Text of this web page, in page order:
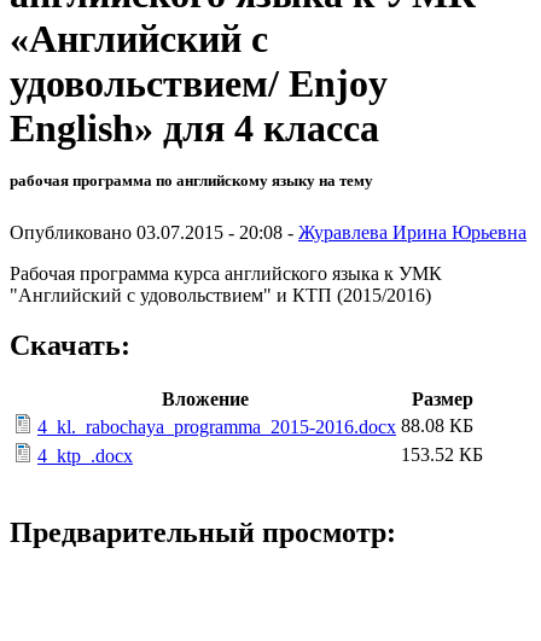
«Английский с
удовольствием/ Enjoy
English» для 4 класса
рабочая программа по английскому языку на тему
Опубликовано 03.07.2015 - 20:08 - Журавлева Ирина Юрьевна
Рабочая программа курса английского языка к УМК
"Английский с удовольствием" и КТП (2015/2016)
Скачать:
Вложение
Размер
4_kl._rabochaya_programma_2015-2016.docx 88.08 КБ
4_ktp_.docx
153.52 КБ
Предварительный просмотр: